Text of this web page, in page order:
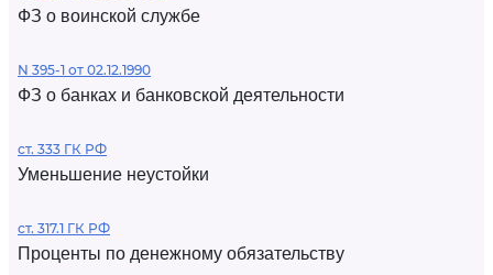
ФЗ о воинской службе
N 395-1 от 02.12.1990
ФЗ о банках и банковской деятельности
ст. 333 ГК РФ
Уменьшение неустойки
ст. 317.1 ГК РФ
Проценты по денежному обязательству